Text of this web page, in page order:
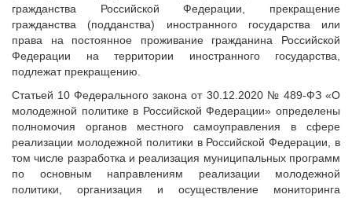
гражданства Российской Федерации, прекращение
гражданства (подданства) иностранного государства или
права на постоянное проживание гражданина Российской
Федерации на территории иностранного государства,
подлежат прекращению.
Статьей 10 Федерального закона от 30.12.2020 № 489-ФЗ «О
молодежной политике в Российской Федерации» определены
полномочия органов местного самоуправления в сфере
реализации молодежной политики в Российской Федерации, в
том числе разработка и реализация муниципальных программ
по основным направлениям реализации молодежной
политики, организация и осуществление мониторинга